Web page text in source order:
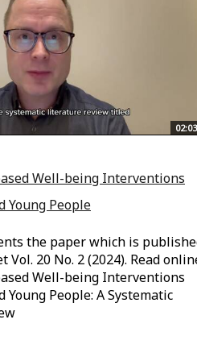
02:03
Well-being Interventions
Young People
the paper which is
Vol. 20 No. 2 (2024). Read
Well-being Interventions
People: A Systematic